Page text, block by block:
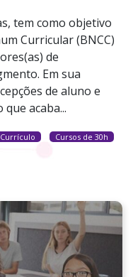
tem como objetivo
Curricular (BNCC)
de
Em sua
de aluno e
acaba...
Currículo
Cursos de 30h